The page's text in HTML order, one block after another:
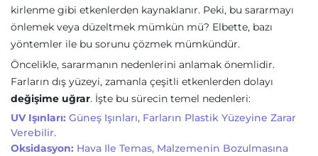
kirlenme gibi etkenlerden kaynaklanır. Peki, bu sararmayı
önlemek veya düzeltmek mümkün mü? Elbette, bazı
yöntemler ile bu sorunu çözmek mümkündür.
Öncelikle, sararmanın nedenlerini anlamak önemlidir.
Farların dış yüzeyi, zamanla çeşitli etkenlerden dolayı
değişime uğrar. İşte bu sürecin temel nedenleri:
UV Işınları: Güneş Işınları, Farların Plastik Yüzeyine Zarar
Verebilir.
Oksidasyon: Hava Ile Temas, Malzemenin Bozulmasına